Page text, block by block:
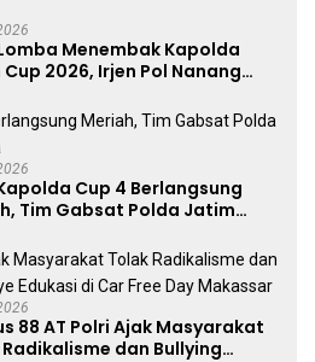
Menembak Kapolda
2026, Irjen Pol Nanang
Senjata Api
Cup 4 Berlangsung
Tim Gabsat Polda Jatim
88 AT Polri Ajak Masyarakat
dan Bullying